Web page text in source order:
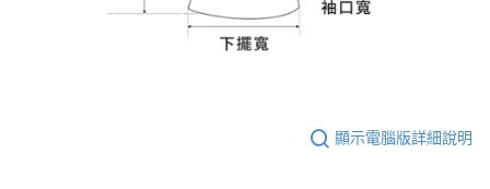
顯示電腦版詳細說明